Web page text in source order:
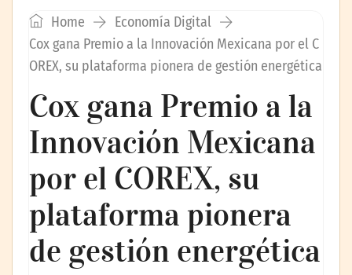
Home
Economía Digital
Cox gana Premio a la Innovación Mexicana por el C
OREX, su plataforma pionera de gestión energética
Cox gana Premio a la
Innovación Mexicana
por el COREX, su
plataforma pionera
de gestión energética